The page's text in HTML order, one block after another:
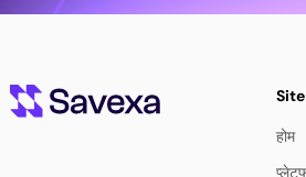
Site
होम